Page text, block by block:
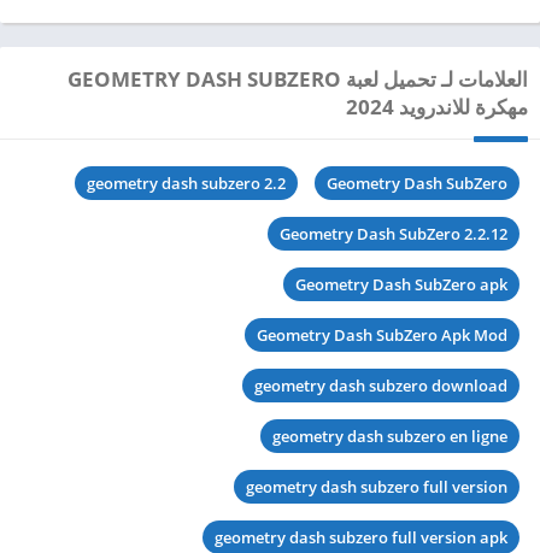
العلامات لـ تحميل لعبة GEOMETRY DASH SUBZERO
مهكرة للاندرويد 2024
Geometry Dash SubZero
geometry dash subzero 2.2
Geometry Dash SubZero 2.2.12
Geometry Dash SubZero apk
Geometry Dash SubZero Apk Mod
geometry dash subzero download
geometry dash subzero en ligne
geometry dash subzero full version
geometry dash subzero full version apk